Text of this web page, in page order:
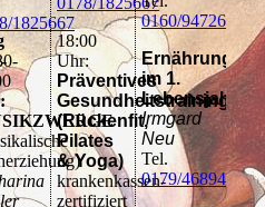
1825667
:
18:00
Uhr:
Präventives
Gesundheitstraining
(Rückenfit,
Pilates
& Yoga)
krankenkassen-
zertifiziert
0160/94726413
Ernährung
im 1.
Lebensjahr
Irmgard
Neu
Tel.
0179/4689466